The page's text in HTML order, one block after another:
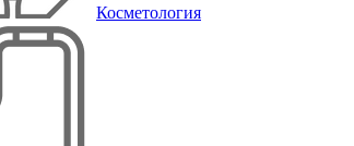
Косметология